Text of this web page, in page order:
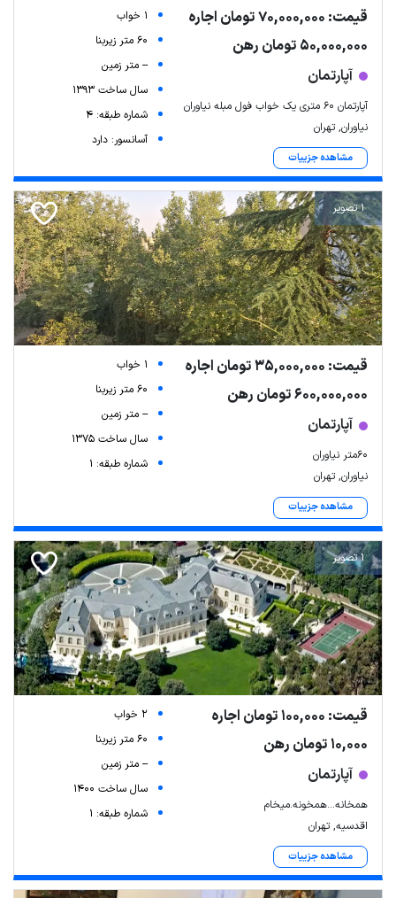
قیمت: 70,000,000 تومان اجاره
50,000,000 تومان رهن
آپارتمان
آپارتمان ۶۰ متری یک خواب فول مبله نیاوران
نیاوران, تهران
مشاهده جزییات
1 خواب
60 متر زیربنا
-- متر زمین
سال ساخت 1393
شماره طبقه: 4
آسانسور: دارد
1 تصویر
قیمت: 35,000,000 تومان اجاره
600,000,000 تومان رهن
آپارتمان
۶۰متر نیاوران
نیاوران, تهران
مشاهده جزییات
1 خواب
60 متر زیربنا
-- متر زمین
سال ساخت 1375
شماره طبقه: 1
1 تصویر
قیمت: 100,000 تومان اجاره
10,000 تومان رهن
آپارتمان
همخانه...همخونه.میخام
اقدسیه, تهران
مشاهده جزییات
2 خواب
60 متر زیربنا
-- متر زمین
سال ساخت 1400
شماره طبقه: 1